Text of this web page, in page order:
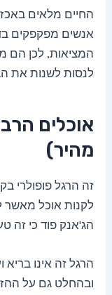
החיים מלאים
אנשים מפקפקים
המציאות, לכן הם
לנסות לשנות את
אוכלים
מהיר)
זה הרגל פופולרי
לקנות אוכל מאשר
הג'אנק פוד כי זה
הרגל זה אינו
ובהחלט גם על